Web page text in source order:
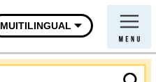
MUITILINGUAL